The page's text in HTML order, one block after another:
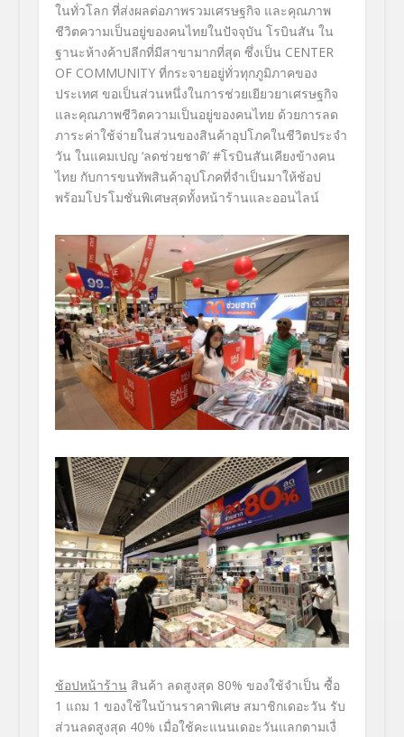
ในทั่วโลก ที่ส่งผลต่อภาพรวมเศรษฐกิจ และคุณภาพ
ชีวิตความเป็นอยู่ของคนไทยในปัจจุบัน โรบินสัน ใน
ฐานะห้างค้าปลีกที่มีสาขามากที่สุด ซึ่งเป็น CENTER
OF COMMUNITY ที่กระจายอยู่ทั่วทุกภูมิภาคของ
ประเทศ ขอเป็นส่วนหนึ่งในการช่วยเยียวยาเศรษฐกิจ
และคุณภาพชีวิตความเป็นอยู่ของคนไทย ด้วยการลด
ภาระค่าใช้จ่ายในส่วนของสินค้าอุปโภคในชีวิตประจำ
วัน ในแคมเปญ ‘ลดช่วยชาติ’ #โรบินสันเคียงข้างคน
ไทย กับการขนทัพสินค้าอุปโภคที่จำเป็นมาให้ช้อป
พร้อมโปรโมชั่นพิเศษสุดทั้งหน้าร้านและออนไลน์
ช้อปหน้าร้าน สินค้า ลดสูงสุด 80% ของใช้จำเป็น ซื้อ
1 แถม 1 ของใช้ในบ้านราคาพิเศษ สมาชิกเดอะวัน รับ
ส่วนลดสูงสุด 40% เมื่อใช้คะแนนเดอะวันแลกตามเงื่